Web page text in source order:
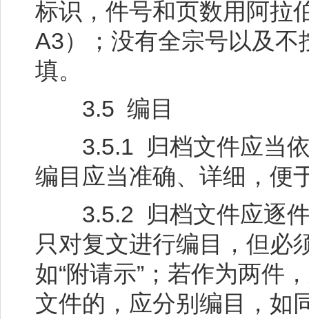
标识，件号和页数用阿拉
A3）；没有全宗号以及
填。
3.5 编目
3.5.1 归档文件应当依
编目应当准确、详细，便
3.5.2 归档文件应逐件
只对复文进行编目，但必
如“附请示”；若作为两件
文件的，应分别编目，如